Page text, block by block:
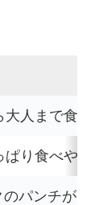
人まで食
ぱり食べや
パンチが